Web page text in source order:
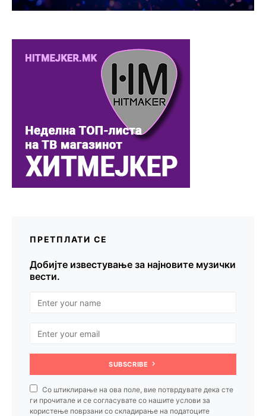
ПРЕТПЛАТИ СЕ
Добијте известување за најновите музички
вести.
SUBSCRIBE
Со штиклирање на ова поле, вие потврдувате дека сте
ги прочитале и се согласувате со нашите услови за
користење поврзани со складирање на податоците